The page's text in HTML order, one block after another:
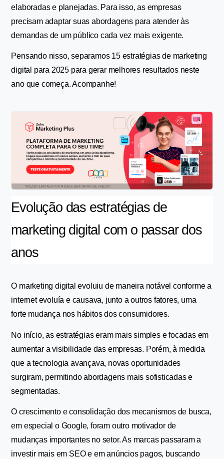
elaboradas e planejadas. Para isso, as empresas
precisam adaptar suas abordagens para atender às
demandas de um público cada vez mais exigente.
Pensando nisso, separamos 15 estratégias de marketing
digital para 2025 para gerar melhores resultados neste
ano que começa. Acompanhe!
Evolução das estratégias de
marketing digital com o passar dos
anos
O marketing digital evoluiu de maneira notável conforme a
internet evoluía e causava, junto a outros fatores, uma
forte mudança nos hábitos dos consumidores.
No início, as estratégias eram mais simples e focadas em
aumentar a visibilidade das empresas. Porém, à medida
que a tecnologia avançava, novas oportunidades
surgiram, permitindo abordagens mais sofisticadas e
segmentadas.
O crescimento e consolidação dos mecanismos de busca,
em especial o Google, foram outro motivador de
mudanças importantes no setor. As marcas passaram a
investir mais em SEO e em anúncios pagos, buscando